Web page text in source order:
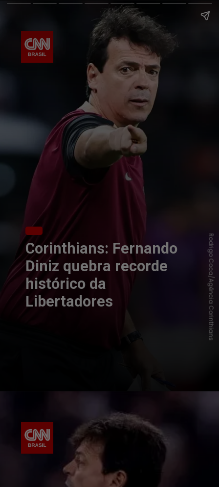
Corinthians: Fernando
Diniz quebra recorde
histórico da
Libertadores
Rodrigo Coca/Agência Corinthians